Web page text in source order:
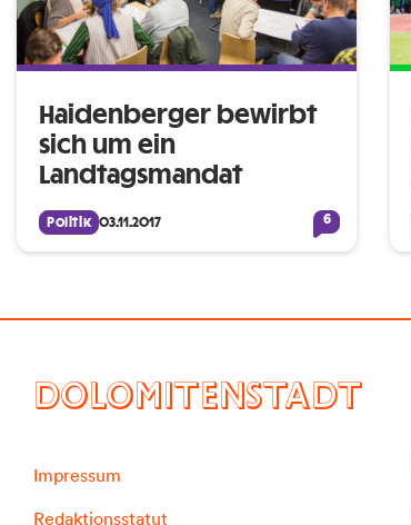
Haidenberger bewirbt
sich um ein
Landtagsmandat
Politik 03.11.2017 6
DOLOMITENSTADT
Impressum
Redaktionsstatut